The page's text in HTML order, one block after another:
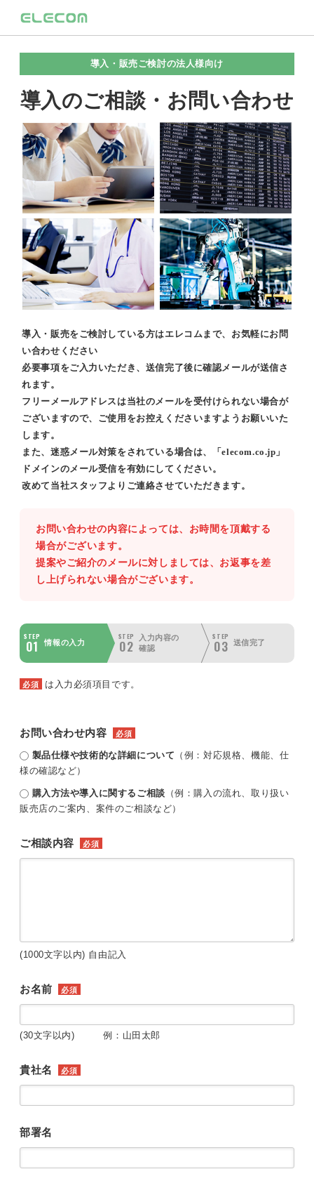
導入・販売ご検討の法人様向け
導入のご相談・お問い合わせ
導入・販売をご検討している方はエレコムまで、お気軽にお問
い合わせください
必要事項をご入力いただき、送信完了後に確認メールが送信さ
れます。
フリーメールアドレスは当社のメールを受付けられない場合が
ございますので、ご使用をお控えくださいますようお願いいた
します。
また、迷惑メール対策をされている場合は、「elecom.co.jp」
ドメインのメール受信を有効にしてください。
改めて当社スタッフよりご連絡させていただきます。
お問い合わせの内容によっては、お時間を頂戴する
場合がございます。
提案やご紹介のメールに対しましては、お返事を差
し上げられない場合がございます。
STEP
01 情報の入力
STEP
02
入力内容の
確認
STEP
03 送信完了
必須 は入力必須項目です。
お問い合わせ内容 必須
製品仕様や技術的な詳細について （例：対応規格、機能、仕
様の確認など）
購入方法や導入に関するご相談 （例：購入の流れ、取り扱い
販売店のご案内、案件のご相談など）
ご相談内容 必須
(1000文字以内) 自由記入
お名前 必須
(30文字以内) 例：山田太郎
貴社名 必須
部署名